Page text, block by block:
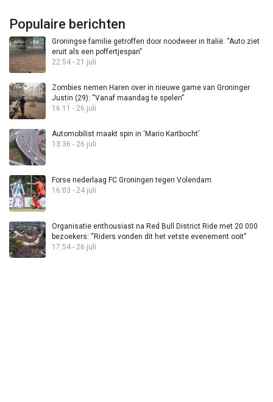
Populaire berichten
Groningse familie getroffen door noodweer in Italië: “Auto ziet
eruit als een poffertjespan”
22:54 - 21 juli
Zombies nemen Haren over in nieuwe game van Groninger
Justin (29): “Vanaf maandag te spelen”
16:11 - 26 juli
Automobilist maakt spin in ‘Mario Kartbocht’
13:36 - 26 juli
Forse nederlaag FC Groningen tegen Volendam
16:03 - 24 juli
Organisatie enthousiast na Red Bull District Ride met 20.000
bezoekers: “Riders vonden dit het vetste evenement ooit”
17:54 - 26 juli